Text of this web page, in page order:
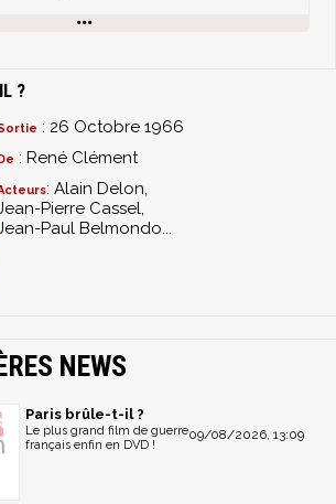
co-auteur du livre Paris brûle-t-il ?
conservateur du musée de l’Ordre
Paris
de René Clément
?
: 26 Octobre 1966
: René Clément
: Alain Delon,
Pierre Cassel,
Paul Belmondo...
NEWS
Paris brûle-t-il ?
09/08/2026, 13:09
Le plus grand film de guerre
français enfin en DVD !